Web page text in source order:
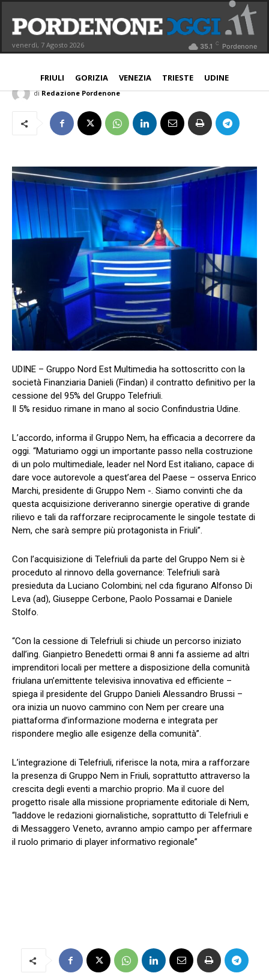
venerdì, 7 Agosto 2026 35.1 C Pordenone
FRIULI GORIZIA VENEZIA TRIESTE UDINE
Gruppo Nem acquista Telefriuli dalla
Danieli
NORD EST
di Redazione Pordenone
UDINE – Gruppo Nord Est Multimedia ha sottoscritto con la
società Finanziaria Danieli (Findan) il contratto definitivo per la
cessione del 95% del Gruppo Telefriuli.
Il 5% residuo rimane in mano al socio Confindustria Udine.
L’accordo, informa il Gruppo Nem, ha efficacia a decorrere da
oggi. “Maturiamo oggi un importante passo nella costruzione
di un polo multimediale, leader nel Nord Est italiano, capace di
dare voce autorevole a quest’area del Paese – osserva Enrico
Marchi, presidente di Gruppo Nem -. Siamo convinti che da
questa acquisizione deriveranno sinergie operative di grande
rilievo e tali da rafforzare reciprocamente le singole testate di
Nem, che sarà sempre più protagonista in Friuli”.
Con l’acquisizione di Telefriuli da parte del Gruppo Nem si è
proceduto al rinnovo della governance: Telefriuli sarà
presieduta da Luciano Colombini; nel cda figurano Alfonso Di
Leva (ad), Giuseppe Cerbone, Paolo Possamai e Daniele
Stolfo.
“Con la cessione di Telefriuli si chiude un percorso iniziato
dall’ing. Gianpietro Benedetti ormai 8 anni fa assieme ad altri
imprenditori locali per mettere a disposizione della comunità
friulana un’emittente televisiva innovativa ed efficiente –
spiega il presidente del Gruppo Danieli Alessandro Brussi –
ora inizia un nuovo cammino con Nem per creare una
piattaforma d’informazione moderna e integrata per
rispondere meglio alle esigenze della comunità”.
L’integrazione di Telefriuli, riferisce la nota, mira a rafforzare
la presenza di Gruppo Nem in Friuli, soprattutto attraverso la
crescita degli eventi a marchio proprio. Ma il cuore del
progetto risale alla missione propriamente editoriale di Nem,
“laddove le redazioni giornalistiche, soprattutto di Telefriuli e
di Messaggero Veneto, avranno ampio campo per affermare
il ruolo primario di player informativo regionale”